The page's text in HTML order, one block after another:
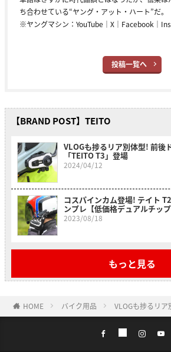
ち合わせている“ヤング・アット・ハート”だ。
※ヤングマシン： YouTube ｜ X ｜ Facebook ｜
投稿一覧へ
【BRAND POST】TEITO
VLOGも捗るリア別体型! 前後
「TEITO T3」登場
2024/04/12
コスパインカム登場! テイト
ンプレ【低価格デュアルチップ
2023/08/18
もっと見る
HOME バイク用品 VLOGも捗るリ